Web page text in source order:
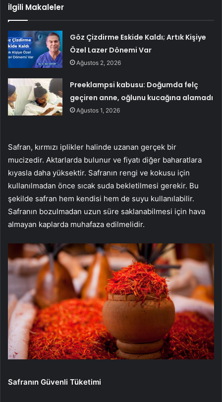
İlgili Makaleler
Göz Çizdirme Eskide Kaldı; Artık Kişiye
Özel Lazer Dönemi Var
Ağustos 2, 2026
Preeklampsi kabusu: Doğumda felç
geçiren anne, oğlunu kucağına alamadı
Ağustos 1, 2026
Safran, kırmızı iplikler halinde uzanan gerçek bir
mucizedir. Aktarlarda bulunur ve fiyatı diğer baharatlara
kıyasla daha yüksektir. Safranın rengi ve kokusu için
kullanılmadan önce sıcak suda bekletilmesi gerekir. Bu
şekilde safran hem kendisi hem de suyu kullanılabilir.
Safranın bozulmadan uzun süre saklanabilmesi için hava
almayan kaplarda muhafaza edilmelidir.
Safranın Güvenli Tüketimi